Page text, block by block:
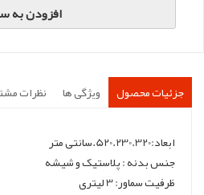
افزودن به
جزئیات محصول ویژگی ها نظرات
ابعاد:520.230.320.سانتی متر
جنس بدنه : پلاستیک و شیشه
ظرفیت سماور: 3 لیتری